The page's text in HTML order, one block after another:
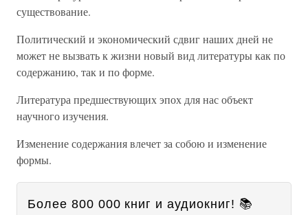
существование.
Политический и экономический сдвиг наших дней не
может не вызвать к жизни новый вид литературы как по
содержанию, так и по форме.
Литература предшествующих эпох для нас объект
научного изучения.
Изменение содержания влечет за собою и изменение
формы.
Более 800 000 книг и аудиокниг! 📚